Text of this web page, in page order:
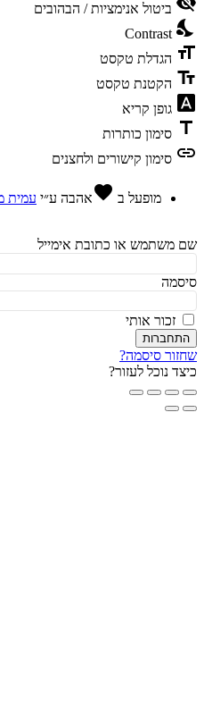
ביטול אנימציות / הבהובים
Contrast
הגדלת טקסט
הקטנת טקסט
גופן קריא
סימון כותרות
סימון קישורים ולחצנים
מופעל בfavorite אהבהע״י עמית מורנו
או כתובת אימייל
זכור אותי
סיסמה?
נוכל לעזור?